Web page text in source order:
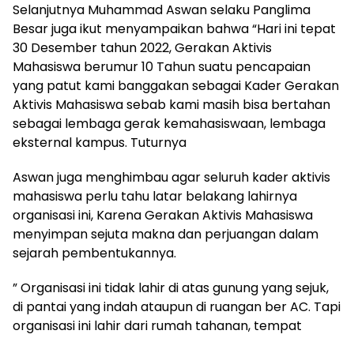
Selanjutnya Muhammad Aswan selaku Panglima
Besar juga ikut menyampaikan bahwa “Hari ini tepat
30 Desember tahun 2022, Gerakan Aktivis
Mahasiswa berumur 10 Tahun suatu pencapaian
yang patut kami banggakan sebagai Kader Gerakan
Aktivis Mahasiswa sebab kami masih bisa bertahan
sebagai lembaga gerak kemahasiswaan, lembaga
eksternal kampus. Tuturnya
Aswan juga menghimbau agar seluruh kader aktivis
mahasiswa perlu tahu latar belakang lahirnya
organisasi ini, Karena Gerakan Aktivis Mahasiswa
menyimpan sejuta makna dan perjuangan dalam
sejarah pembentukannya.
” Organisasi ini tidak lahir di atas gunung yang sejuk,
di pantai yang indah ataupun di ruangan ber AC. Tapi
organisasi ini lahir dari rumah tahanan, tempat